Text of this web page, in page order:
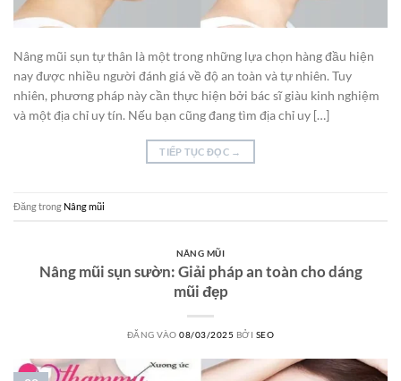
Nâng mũi sụn tự thân là một trong những lựa chọn hàng đầu hiện
nay được nhiều người đánh giá về độ an toàn và tự nhiên. Tuy
nhiên, phương pháp này cần thực hiện bởi bác sĩ giàu kinh nghiệm
và một địa chỉ uy tín. Nếu bạn cũng đang tìm địa chỉ uy […]
TIẾP TỤC ĐỌC →
Đăng trong Nâng mũi
NÂNG MŨI
Nâng mũi sụn sườn: Giải pháp an toàn cho dáng
mũi đẹp
ĐĂNG VÀO08/03/2025 BỞI SEO